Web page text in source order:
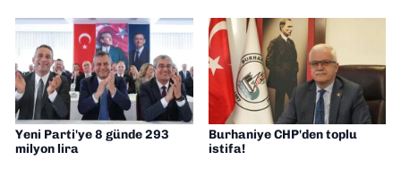
Yeni Parti'ye 8 günde 293
milyon lira
Burhaniye CHP'den toplu
istifa!